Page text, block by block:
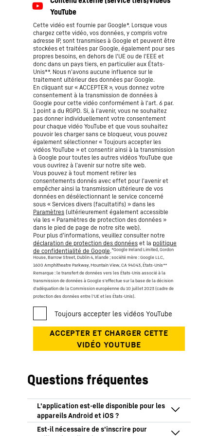
Cette vidéo est fournie par Google*. Lorsque vous
chargez cette vidéo, vos données, y compris votre
adresse IP, sont transmises à Google et peuvent être
stockées et traitées par Google, également pour ses
propres besoins, en dehors de l'UE ou de l'EEE et
donc dans un pays tiers, en particulier aux États-
Unis**. Nous n’avons aucune influence sur le
traitement ultérieur des données par Google.
En cliquant sur « ACCEPTER », vous donnez votre
consentement à la transmission de données à
Google pour cette vidéo conformément à l'art. 6 par.
1 point a du RGPD. Si, à l'avenir, vous ne souhaitez
pas donner individuellement votre consentement
pour chaque vidéo YouTube et que vous souhaitez
pouvoir les charger sans ce bloqueur, vous pouvez
également sélectionner « Toujours accepter les
vidéos YouTube » et consentir ainsi à la transmission
à Google pour toutes les autres vidéos YouTube que
vous ouvrirez à l’avenir sur notre site web.
Vous pouvez à tout moment retirer les
consentements donnés avec effet pour l'avenir et
empêcher ainsi la transmission ultérieure de vos
données en désélectionnant le service concerné
sous « Services divers (facultatifs) » dans les
Paramètres (ultérieurement également accessible
via les « Paramètres de protection des données »
dans le pied de page de notre site web).
Pour plus d’informations, veuillez consulter notre
déclaration de protection des données et la politique
de confidentialité de Google.*Google Ireland Limited, Gordon
House, Barrow Street, Dublin 4, Irlande ; société mère : Google LLC,
1600 Amphitheatre Parkway, Mountain View, CA 94043, États-Unis**
Remarque : le transfert de données vers les États-Unis associé à la
transmission de données à Google s'effectue sur la base de la décision
d'adéquation de la Commission européenne du 10 juillet 2023 (cadre de
protection des données entre l'UE et les États-Unis).
Questions fréquentes
L'application MyGuide for Earthmoving est